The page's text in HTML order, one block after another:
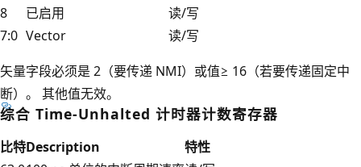
8
已启用
读/写
7:0 Vector
读/写
矢量字段必须是 2（要传递 NMI）或值≥ 16（若要传递固定中
断）。 其他值无效。
综合 Time-Unhalted 计时器计数寄存器
比特Description
特性